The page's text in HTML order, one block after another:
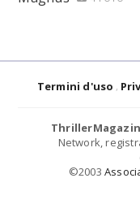
Termini d'uso
Network,
©2003